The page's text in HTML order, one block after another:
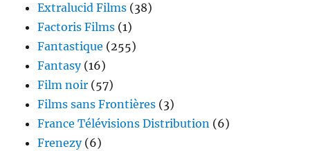
Extralucid Films (38)
Factoris Films (1)
Fantastique (255)
Fantasy(16)
Film noir (57)
Films sans Frontières (3)
France Télévisions Distribution (6)
Frenezy(6)